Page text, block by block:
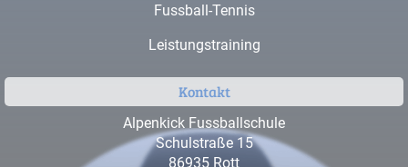
Fussball-Tennis
Leistungstraining
Kontakt
Alpenkick Fussballschule
Schulstraße 15
86935 Rott